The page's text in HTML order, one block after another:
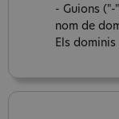
- Guions
nom de
Els